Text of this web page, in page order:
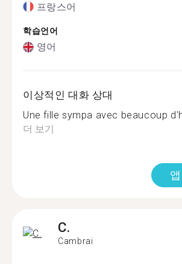
프랑스어
학습언어
영어
이상적인 대화 상대
Une fille sympa avec beaucoup
더 보기
C.
Cambrai